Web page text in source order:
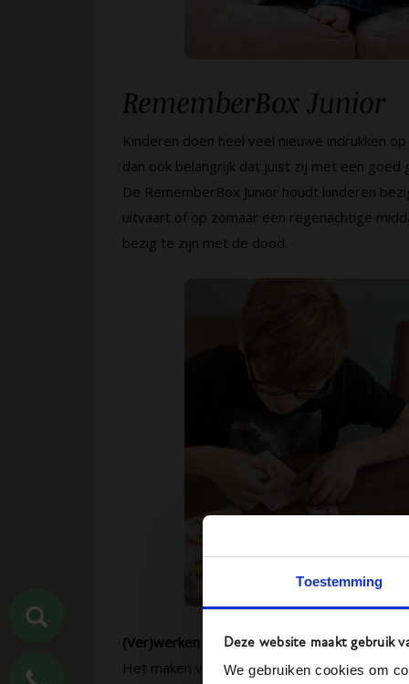
Toestemming
Deze website maakt gebruik
We gebruiken cookies om
RememberBox Junior
Kinderen doen heel veel nieuwe indrukken
dan ook belangrijk dat juist zij met een
De RememberBox Junior houdt kinderen
uitvaart of op zomaar een regenachtige
bezig te zijn met de dood.
(Ver)werken met de RememberBox
Het maken van een herinneringsdoosje en